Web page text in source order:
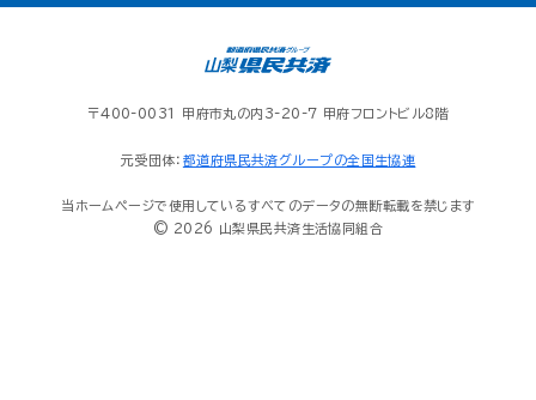
〒400-0031 甲府市丸の内3-20-7 甲府フロントビル8階
元受団体： 都道府県民共済グループの全国生協連
当ホームページで使用しているすべてのデータの無断転載を禁じます
© 2026 山梨県民共済生活協同組合